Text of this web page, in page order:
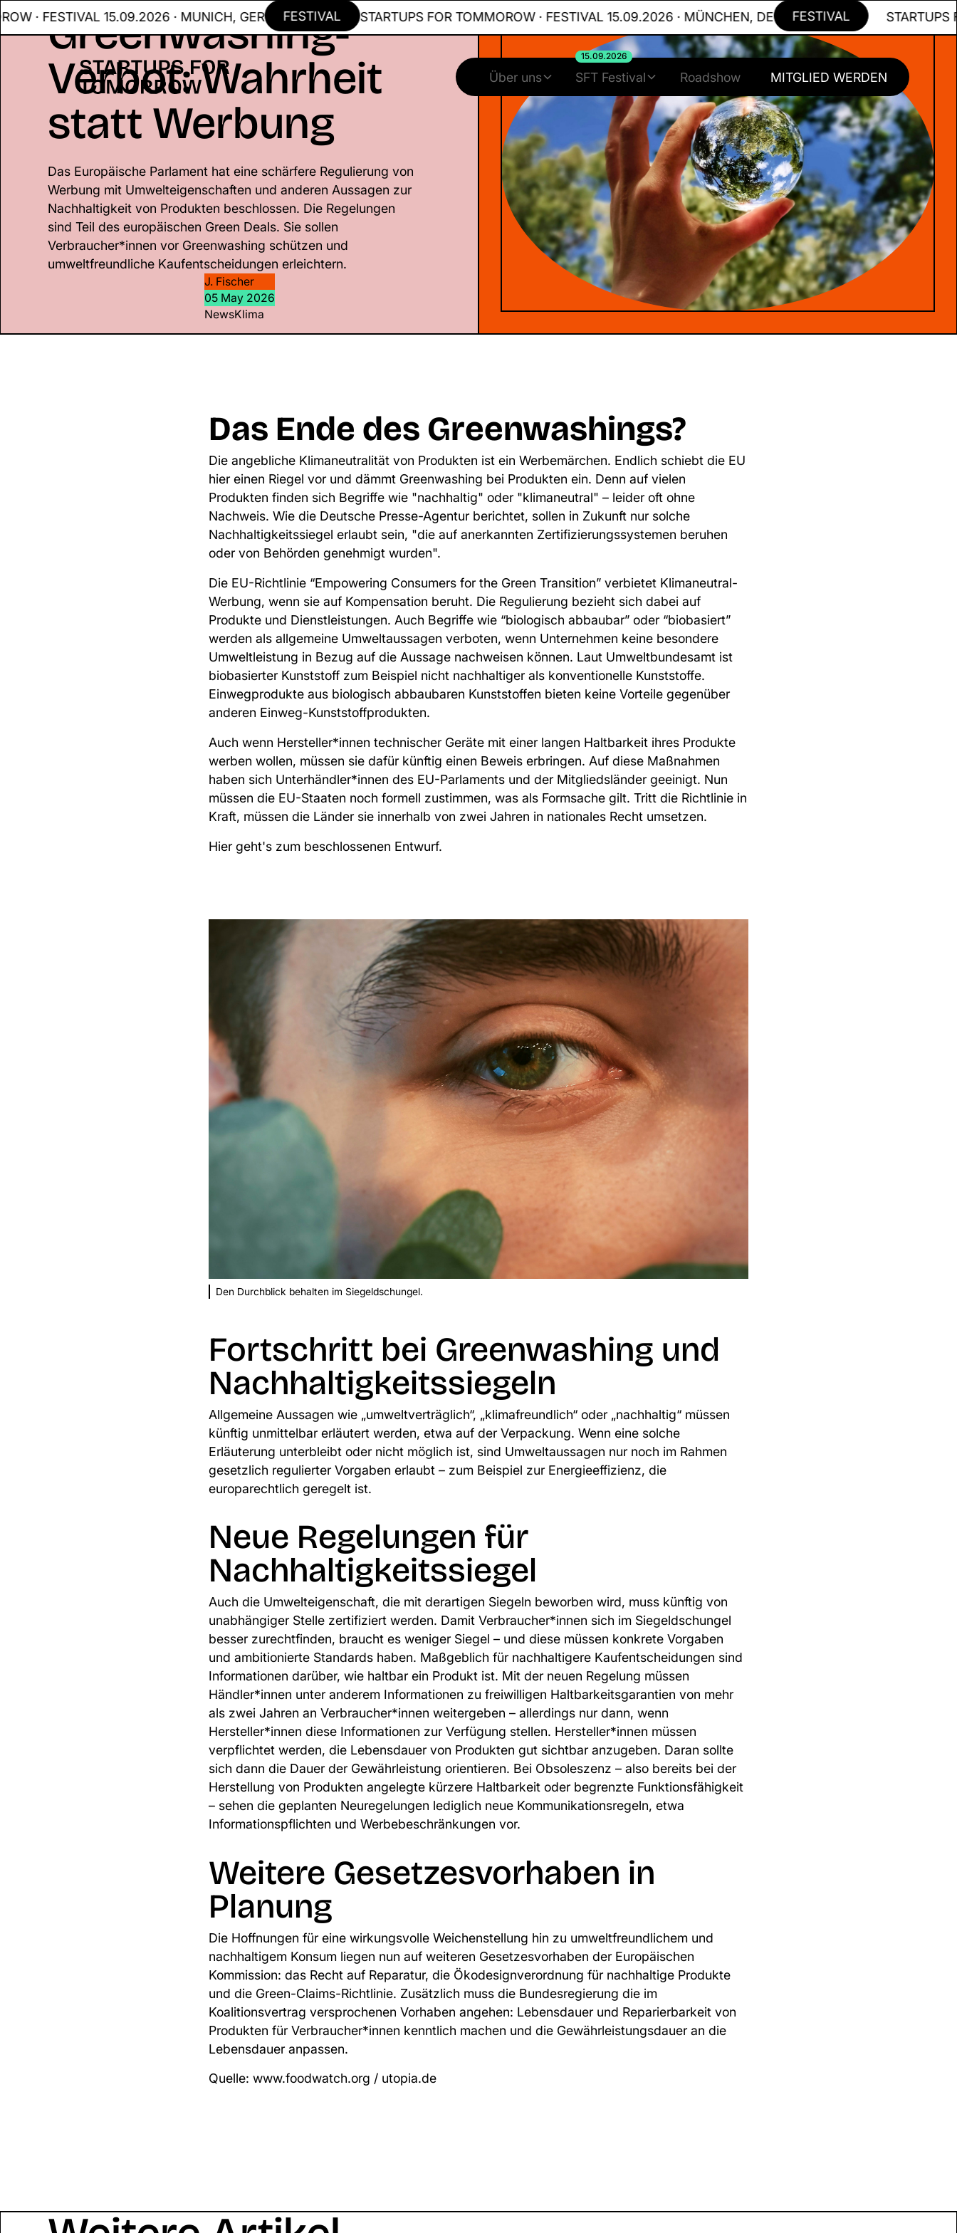
· FESTIVAL 15.09.2026 · MUNICH, GER FESTIVAL STARTUPS FOR TOMMOROW · FESTIVAL 15.09.2026 · MÜNCHEN, DE FESTIVAL STARTUPS
Über uns SFT Festival
15.09.2026
Roadshow MITGLIED WERDEN
Greenwashing-
Verbot: Wahrheit
statt Werbung
Das Europäische Parlament hat eine schärfere Regulierung von
Werbung mit Umwelteigenschaften und anderen Aussagen zur
Nachhaltigkeit von Produkten beschlossen. Die Regelungen
sind Teil des europäischen Green Deals. Sie sollen
Verbraucher*innen vor Greenwashing schützen und
umweltfreundliche Kaufentscheidungen erleichtern.
J. Fischer
05 May 2026
NewsKlima
Das Ende des Greenwashings?
Die angebliche Klimaneutralität von Produkten ist ein Werbemärchen. Endlich schiebt die EU
hier einen Riegel vor und dämmt Greenwashing bei Produkten ein. Denn auf vielen
Produkten finden sich Begriffe wie "nachhaltig" oder "klimaneutral" – leider oft ohne
Nachweis. Wie die Deutsche Presse-Agentur berichtet, sollen in Zukunft nur solche
Nachhaltigkeitssiegel erlaubt sein, "die auf anerkannten Zertifizierungssystemen beruhen
oder von Behörden genehmigt wurden".
Die EU-Richtlinie “Empowering Consumers for the Green Transition” verbietet Klimaneutral-
Werbung, wenn sie auf Kompensation beruht. Die Regulierung bezieht sich dabei auf
Produkte und Dienstleistungen. Auch Begriffe wie “biologisch abbaubar” oder “biobasiert”
werden als allgemeine Umweltaussagen verboten, wenn Unternehmen keine besondere
Umweltleistung in Bezug auf die Aussage nachweisen können. Laut Umweltbundesamt ist
biobasierter Kunststoff zum Beispiel nicht nachhaltiger als konventionelle Kunststoffe.
Einwegprodukte aus biologisch abbaubaren Kunststoffen bieten keine Vorteile gegenüber
anderen Einweg-Kunststoffprodukten.
Auch wenn Hersteller*innen technischer Geräte mit einer langen Haltbarkeit ihres Produkte
werben wollen, müssen sie dafür künftig einen Beweis erbringen. Auf diese Maßnahmen
haben sich Unterhändler*innen des EU-Parlaments und der Mitgliedsländer geeinigt. Nun
müssen die EU-Staaten noch formell zustimmen, was als Formsache gilt. Tritt die Richtlinie in
Kraft, müssen die Länder sie innerhalb von zwei Jahren in nationales Recht umsetzen.⁠
Hier geht's zum beschlossenen Entwurf.
Den Durchblick behalten im Siegeldschungel.
Fortschritt bei Greenwashing und
Nachhaltigkeitssiegeln
Allgemeine Aussagen wie „umweltverträglich“, „klimafreundlich“ oder „nachhaltig“ müssen
künftig unmittelbar erläutert werden, etwa auf der Verpackung. Wenn eine solche
Erläuterung unterbleibt oder nicht möglich ist, sind Umweltaussagen nur noch im Rahmen
gesetzlich regulierter Vorgaben erlaubt – zum Beispiel zur Energieeffizienz, die
europarechtlich geregelt ist.
Neue Regelungen für
Nachhaltigkeitssiegel
Auch die Umwelteigenschaft, die mit derartigen Siegeln beworben wird, muss künftig von
unabhängiger Stelle zertifiziert werden. Damit Verbraucher*innen sich im Siegeldschungel
besser zurechtfinden, braucht es weniger Siegel – und diese müssen konkrete Vorgaben
und ambitionierte Standards haben. Maßgeblich für nachhaltigere Kaufentscheidungen sind
Informationen darüber, wie haltbar ein Produkt ist. Mit der neuen Regelung müssen
Händler*innen unter anderem Informationen zu freiwilligen Haltbarkeitsgarantien von mehr
als zwei Jahren an Verbraucher*innen weitergeben – allerdings nur dann, wenn
Hersteller*innen diese Informationen zur Verfügung stellen. Hersteller*innen müssen
verpflichtet werden, die Lebensdauer von Produkten gut sichtbar anzugeben. Daran sollte
sich dann die Dauer der Gewährleistung orientieren. Bei Obsoleszenz – also bereits bei der
Herstellung von Produkten angelegte kürzere Haltbarkeit oder begrenzte Funktionsfähigkeit
– sehen die geplanten Neuregelungen lediglich neue Kommunikationsregeln, etwa
Informationspflichten und Werbebeschränkungen vor.
Weitere Gesetzesvorhaben in
Planung
Die Hoffnungen für eine wirkungsvolle Weichenstellung hin zu umweltfreundlichem und
nachhaltigem Konsum liegen nun auf weiteren Gesetzesvorhaben der Europäischen
Kommission: das Recht auf Reparatur, die Ökodesignverordnung für nachhaltige Produkte
und die Green-Claims-Richtlinie. Zusätzlich muss die Bundesregierung die im
Koalitionsvertrag versprochenen Vorhaben angehen: Lebensdauer und Reparierbarkeit von
Produkten für Verbraucher*innen kenntlich machen und die Gewährleistungsdauer an die
Lebensdauer anpassen.
Quelle: www.foodwatch.org / utopia.de